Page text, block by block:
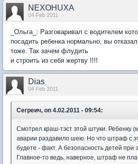
NEXOHUXA
04 Feb 2011
_Ольга_: Разговаривал с водителем
посадить ребенка нормально, вы
тоже. Так зачем флудить
и строить из себя жертву !!!!
Dias
04 Feb 2011
Сегреич, on 4.02.2011 - 09:54:
Смотрел краш-тэст этой штуки. Ребенку
аварии раздавило шею. Но что штраф с
будете - факт. А безопасность детей при
Главное-то ведь, наверное, штраф не